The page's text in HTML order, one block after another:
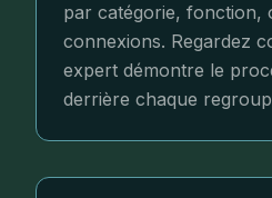
par catégorie, fonction,
connexions. Regardez
expert démontre le
derrière chaque